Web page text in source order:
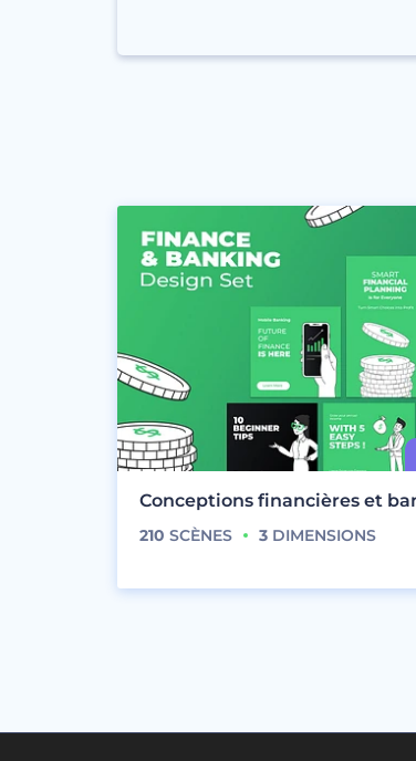
Conceptions financières et
210 SCÈNES 3 DIMENSIONS